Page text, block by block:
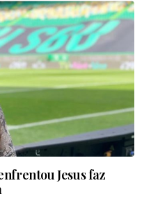
Jesus faz